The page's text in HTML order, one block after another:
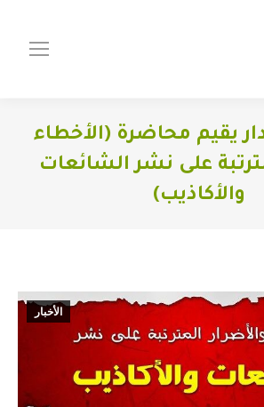
يقيم محاضرة (الأخطاء
على نشر الشائعات
والأكاذيب)
الأخبار